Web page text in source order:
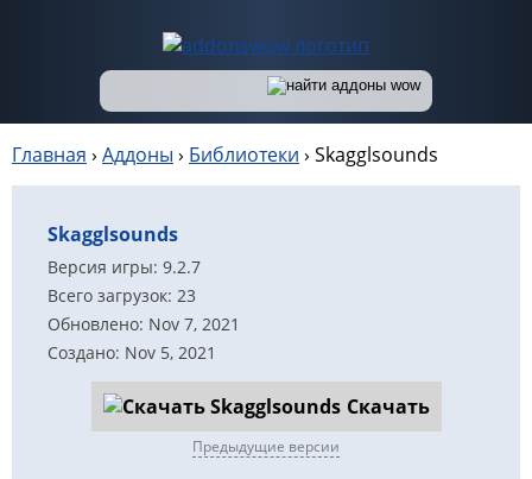
Главная › Аддоны › Библиотеки › Skagglsounds
Skagglsounds
Версия игры: 9.2.7
Всего загрузок: 23
Обновлено: Nov 7, 2021
Создано: Nov 5, 2021
Скачать
Предыдущие версии